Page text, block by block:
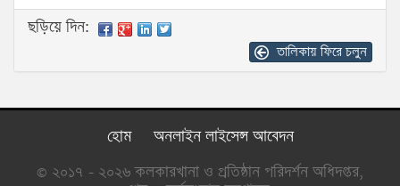
ছড়িয়ে দিন:
তালিকায় ফিরে চলুন
হোম
অনলাইন লাইসেন্স আবেদন
© ২০১৭ - ২০২৬ কলকারখানা ও প্রতিষ্ঠান পরিদর্শন অধিদপ্তর,